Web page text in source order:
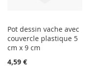
Pot dessin vache avec
couvercle plastique 5
cm x 9 cm
4,59 €